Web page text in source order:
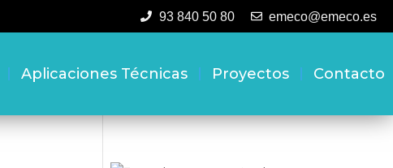
93 840 50 80 emeco@emeco.es
Aplicaciones Técnicas Proyectos Contacto